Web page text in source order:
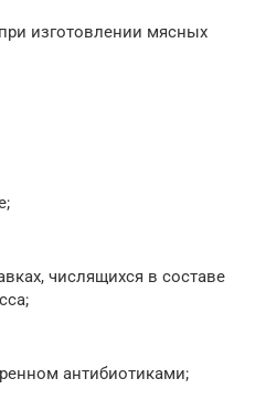
изготовлении мясных
числящихся в составе
антибиотиками;